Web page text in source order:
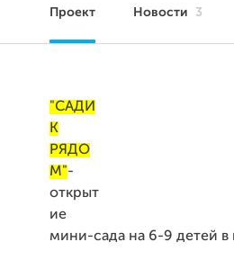
Проект Новости 3
"САДИ
К
РЯДО
М"-
открыт
ие
мини-сада на 6-9 детей в